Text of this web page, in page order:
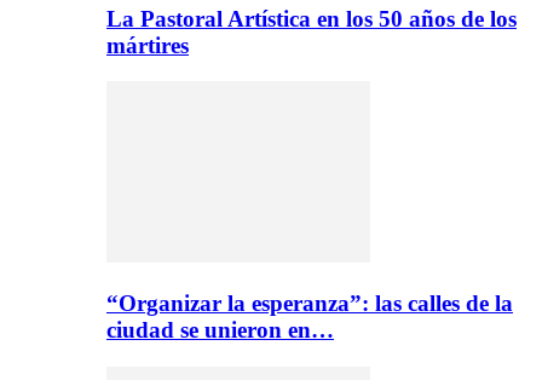
La Pastoral Artística en los 50 años de los
mártires
“Organizar la esperanza”: las calles de la
ciudad se unieron en…